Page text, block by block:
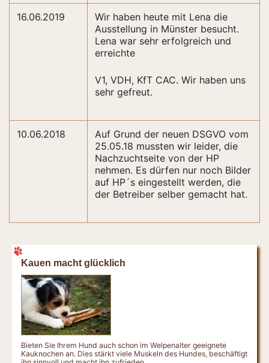
Kauen macht glücklich
Bieten Sie Ihrem Hund auch schon im Welpenalter geeignete
Kauknochen an. Dies stärkt viele Muskeln des Hundes, beschäftigt
16.06.2019
Wir haben heute mit Lena die
Ausstellung in Münster besucht.
Lena war sehr erfolgreich und
erreichte
V1, VDH, KfT CAC. Wir haben uns
sehr gefreut.
10.06.2018
Auf Grund der neuen DSGVO vom
25.05.18 mussten wir leider, die
Nachzuchtseite von der HP
nehmen. Es dürfen nur noch Bilder
auf HP´s eingestellt werden, die
der Betreiber selber gemacht hat.